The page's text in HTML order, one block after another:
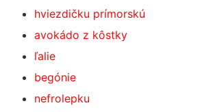
hviezdičku prímorskú
avokádo z kôstky
ľalie
begónie
nefrolepku